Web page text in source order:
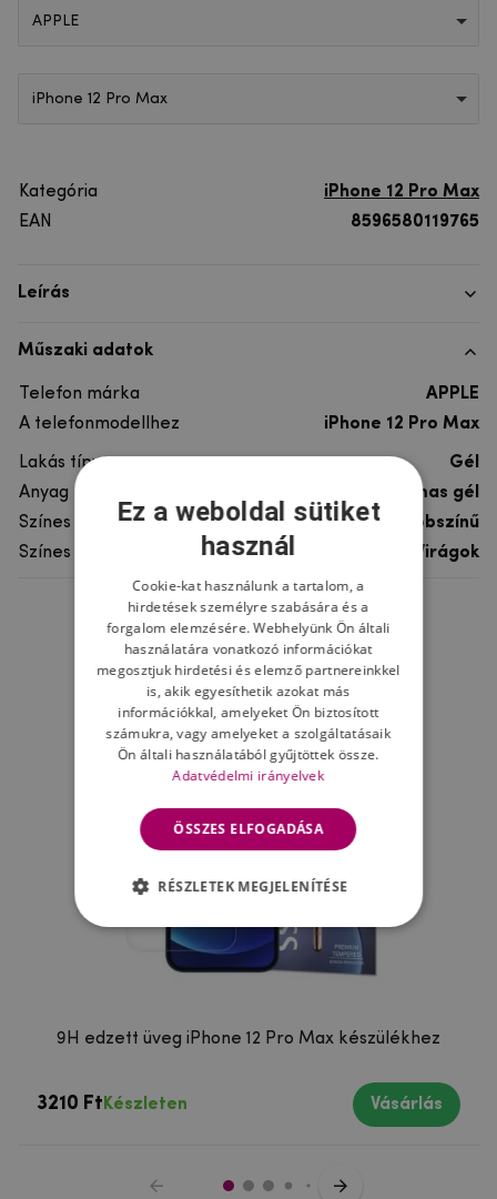
APPLE
iPhone 12 Pro Max
Kategória
iPhone 12 Pro Max
EAN
8596580119765
Leírás
Műszaki adatok
Telefon márka
APPLE
A telefonmodellhez
iPhone 12 Pro Max
Lakás típusa
Gél
Anyag
rugalmas gél
Színes
többszínű
Színes motívum
Virágok
Ne felejtsd el
9H edzett üveg iPhone 12 Pro Max készülékhez
3210 Ft Készleten Vásárlás
Ez a weboldal sütiket
használ
Cookie-kat használunk a tartalom, a
hirdetések személyre szabására és a
forgalom elemzésére. Webhelyünk Ön általi
használatára vonatkozó információkat
megosztjuk hirdetési és elemző partnereinkkel
is, akik egyesíthetik azokat más
információkkal, amelyeket Ön biztosított
számukra, vagy amelyeket a szolgáltatásaik
Ön általi használatából gyűjtöttek össze.
Adatvédelmi irányelvek
ÖSSZES ELFOGADÁSA
RÉSZLETEK MEGJELENÍTÉSE